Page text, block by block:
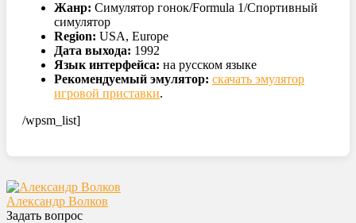
Жанр: Симулятор гонок/Formula 1/Спортивный
симулятор
Region: USA, Europe
Дата выхода: 1992
Язык интерфейса: на русском языке
Рекомендуемый эмулятор: скачать эмулятор
игровой приставки.
/wpsm_list]
Александр Волков
Задать вопрос